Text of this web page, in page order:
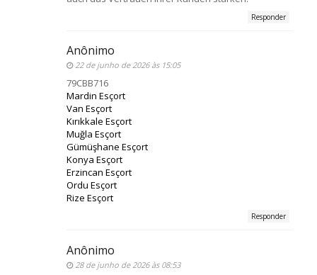
Responder
Anônimo
22 de junho de 2026 às 15:05
79CBB716
Mardin Esçort
Van Esçort
Kırıkkale Esçort
Muğla Esçort
Gümüşhane Esçort
Konya Esçort
Erzincan Esçort
Ordu Esçort
Rize Esçort
Responder
Anônimo
28 de junho de 2026 às 08:53